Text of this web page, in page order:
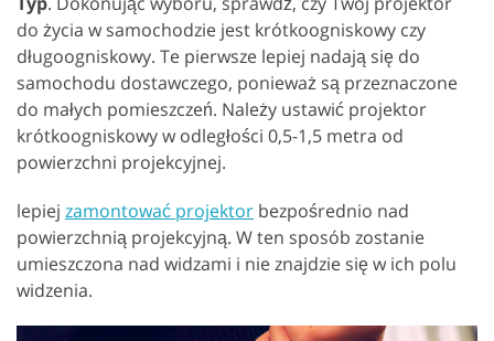
do życia w samochodzie jest krótkoogniskowy czy
długoogniskowy. Te pierwsze lepiej nadają się do
samochodu dostawczego, ponieważ są przeznaczone
do małych pomieszczeń. Należy ustawić projektor
krótkoogniskowy w odległości 0,5-1,5 metra od
powierzchni projekcyjnej.
lepiej zamontować projektor bezpośrednio nad
powierzchnią projekcyjną. W ten sposób zostanie
umieszczona nad widzami i nie znajdzie się w ich polu
widzenia.